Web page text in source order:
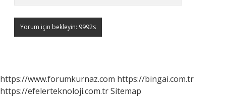
https://www.forumkurnaz.com https://bingai.com.tr
https://efelerteknoloji.com.trSitemap